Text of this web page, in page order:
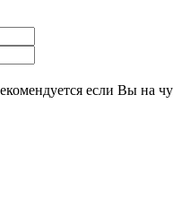
если Вы на